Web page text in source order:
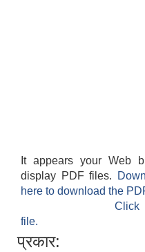
It appears your Web
display PDF files.
here to download the
Click
file.
प्रकार: